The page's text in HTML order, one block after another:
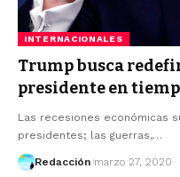
INTERNACIONALES
Trump busca
presidente en
Las recesiones económicas
presidentes; las guerras,…
Redacción marzo 27, 2020